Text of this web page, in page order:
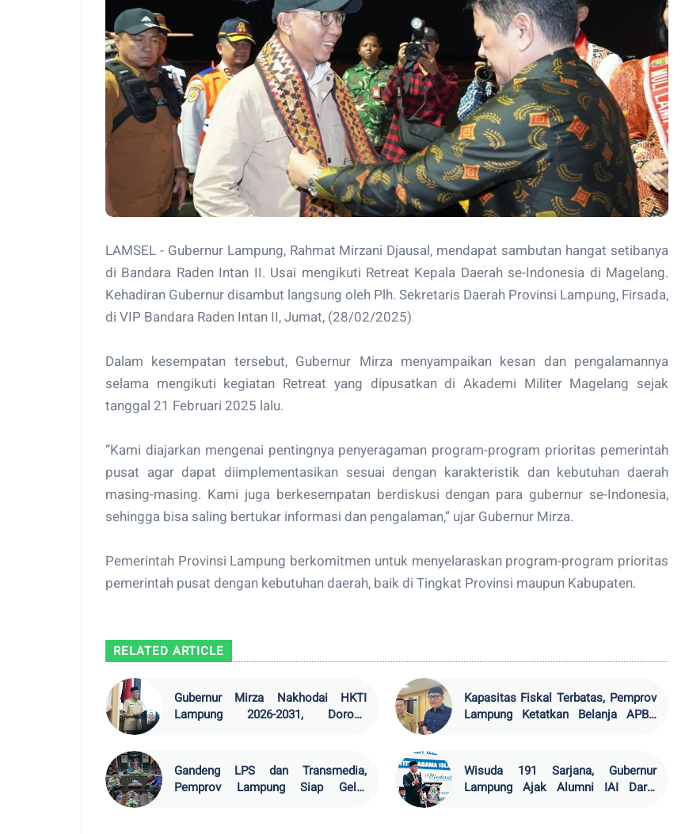
LAMSEL - Gubernur Lampung, Rahmat Mirzani Djausal, mendapat sambutan hangat setibanya
di Bandara Raden Intan II. Usai mengikuti Retreat Kepala Daerah se-Indonesia di Magelang.
Kehadiran Gubernur disambut langsung oleh Plh. Sekretaris Daerah Provinsi Lampung, Firsada,
di VIP Bandara Raden Intan II, Jumat, (28/02/2025)
Dalam kesempatan tersebut, Gubernur Mirza menyampaikan kesan dan pengalamannya
selama mengikuti kegiatan Retreat yang dipusatkan di Akademi Militer Magelang sejak
tanggal 21 Februari 2025 lalu.
“Kami diajarkan mengenai pentingnya penyeragaman program-program prioritas pemerintah
pusat agar dapat diimplementasikan sesuai dengan karakteristik dan kebutuhan daerah
masing-masing. Kami juga berkesempatan berdiskusi dengan para gubernur se-Indonesia,
sehingga bisa saling bertukar informasi dan pengalaman,” ujar Gubernur Mirza.
Pemerintah Provinsi Lampung berkomitmen untuk menyelaraskan program-program prioritas
pemerintah pusat dengan kebutuhan daerah, baik di Tingkat Provinsi maupun Kabupaten.
RELATED ARTICLE
Gubernur Mirza Nakhodai HKTI
Lampung 2026-2031, Dorong
Kapasitas Fiskal Terbatas, Pemprov
Lampung Ketatkan Belanja APBD
Gandeng LPS dan Transmedia,
Pemprov Lampung Siap Gelar
Wisuda 191 Sarjana, Gubernur
Lampung Ajak Alumni IAI Darul